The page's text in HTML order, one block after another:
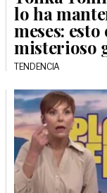
lo ha
meses: esto
misterioso
TENDENCIA